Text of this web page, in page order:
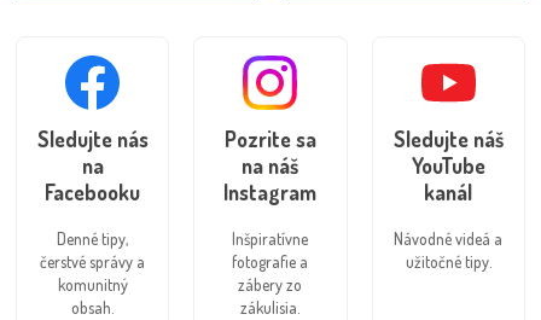
Sledujte nás
na
Facebooku
Denné tipy,
čerstvé správy a
komunitný
obsah.
Pozrite sa
na náš
Instagram
Inšpiratívne
fotografie a
zábery zo
zákulisia.
Sledujte náš
YouTube
kanál
Návodné videá a
užitočné tipy.